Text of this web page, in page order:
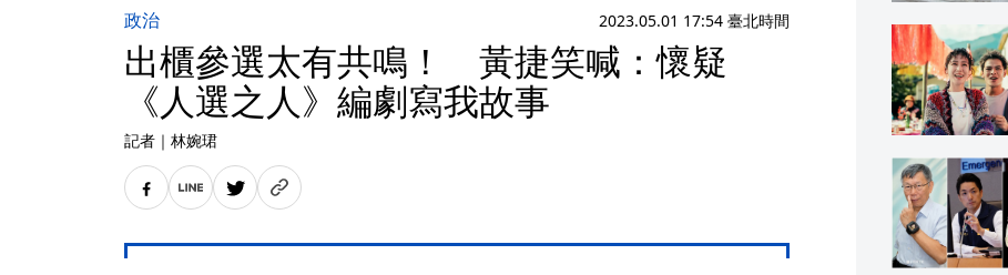
政治 2023.05.01 17:54 臺北時間
出櫃參選太有共鳴！ 黃捷笑喊：懷疑
《人選之人》編劇寫我故事
記者 ｜ 林婉珺